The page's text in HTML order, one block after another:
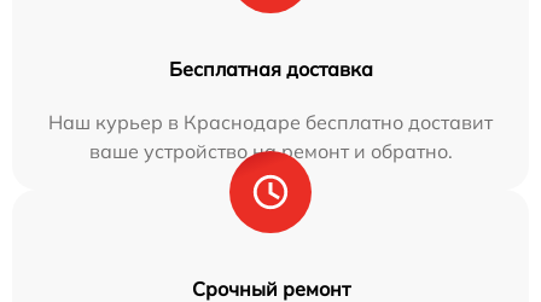
Бесплатная доставка
Наш курьер в Краснодаре бесплатно доставит
ваше устройство на ремонт и обратно.
Срочный ремонт